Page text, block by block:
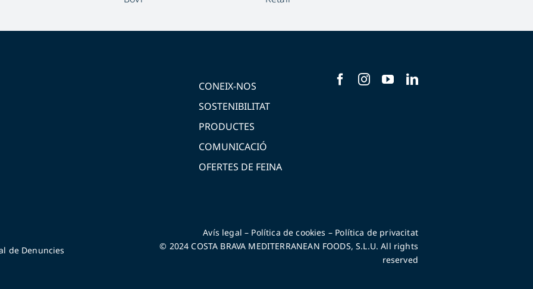
CONEIX-NOS
SOSTENIBILITAT
PRODUCTES
COMUNICACIÓ
OFERTES DE FEINA
de Denuncies
Avís legal – Política de cookies – Política de privacitat
© 2024 COSTA BRAVA MEDITERRANEAN FOODS, S.L.U. All rights
reserved